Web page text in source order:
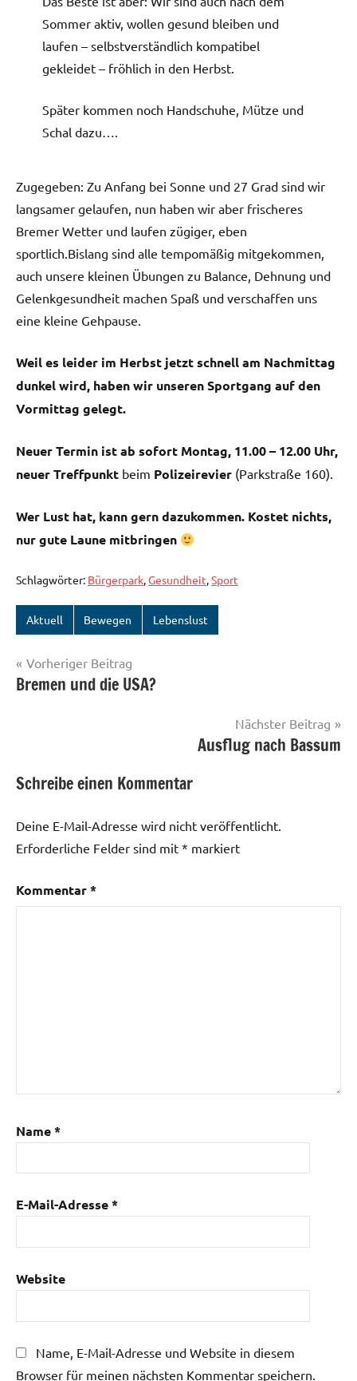
Sommer aktiv, wollen gesund bleiben und
laufen – selbstverständlich kompatibel
gekleidet – fröhlich in den Herbst.
Später kommen noch Handschuhe, Mütze und
Schal dazu….
Zugegeben: Zu Anfang bei Sonne und 27 Grad sind wir
langsamer gelaufen, nun haben wir aber frischeres
Bremer Wetter und laufen zügiger, eben
sportlich.Bislang sind alle tempomäßig mitgekommen,
auch unsere kleinen Übungen zu Balance, Dehnung und
Gelenkgesundheit machen Spaß und verschaffen uns
eine kleine Gehpause.
Weil es leider im Herbst jetzt schnell am Nachmittag
dunkel wird, haben wir unseren Sportgang auf den
Vormittag gelegt.
Neuer Termin ist ab sofort Montag, 11.00 – 12.00 Uhr,
neuer Treffpunkt beim Polizeirevier (Parkstraße 160).
Wer Lust hat, kann gern dazukommen. Kostet nichts,
nur gute Laune mitbringen
Schlagwörter: Bürgerpark,Gesundheit,Sport
Aktuell Bewegen Lebenslust
Beitragsnavigation
Vorheriger Beitrag
Bremen und die USA?
Nächster Beitrag
Ausflug nach Bassum
Schreibe einen Kommentar
Deine E-Mail-Adresse wird nicht veröffentlicht.
Erforderliche Felder sind mit * markiert
Kommentar*
Name*
E-Mail-Adresse*
Website
Name, E-Mail-Adresse und Website in diesem
Browser für meinen nächsten Kommentar speichern.